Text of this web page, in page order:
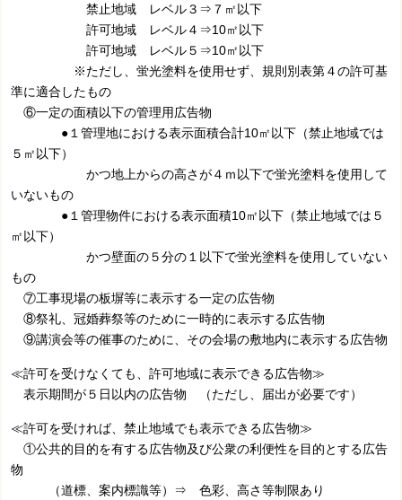
禁止地域 レベル３⇒７㎡以下
許可地域 レベル４⇒10㎡以下
許可地域 レベル５⇒10㎡以下
※ただし、蛍光塗料を使用せず、規則別表第４の許可基
準に適合したもの
⑥一定の面積以下の管理用広告物
●１管理地における表示面積合計10㎡以下（禁止地域では
５㎡以下）
かつ地上からの高さが４ｍ以下で蛍光塗料を使用して
いないもの
●１管理物件における表示面積10㎡以下（禁止地域では５
㎡以下）
かつ壁面の５分の１以下で蛍光塗料を使用していない
もの
⑦工事現場の板塀等に表示する一定の広告物
⑧祭礼、冠婚葬祭等のために一時的に表示する広告物
⑨講演会等の催事のために、その会場の敷地内に表示する広告物
≪許可を受けなくても、許可地域に表示できる広告物≫
表示期間が５日以内の広告物 （ただし、届出が必要です）
≪許可を受ければ、禁止地域でも表示できる広告物≫
①公共的目的を有する広告物及び公衆の利便性を目的とする広告
物
（道標、案内標識等）⇒ 色彩、高さ等制限あり